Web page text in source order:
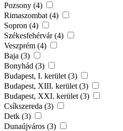
Pozsony (4)
Rimaszombat (4)
Sopron (4)
Székesfehérvár (4)
Veszprém (4)
Baja (3)
Bonyhád (3)
Budapest, I. kerület (3)
Budapest, XIII. kerület (3)
Budapest, XXI. kerület (3)
Csíkszereda (3)
Detk (3)
Dunaújváros (3)